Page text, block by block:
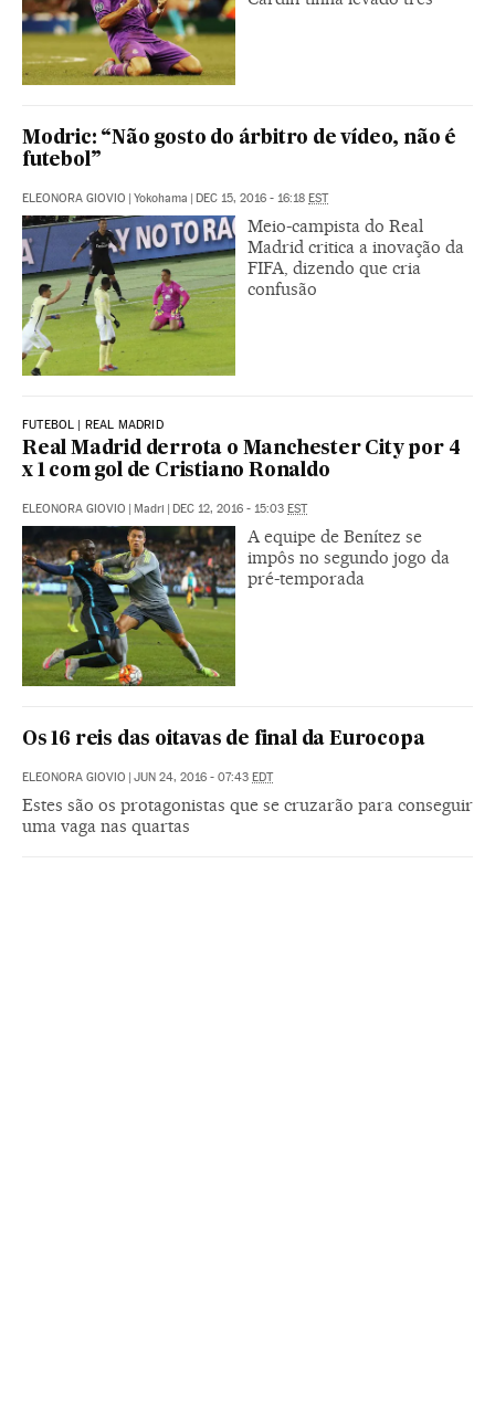
Modric: “Não gosto do árbitro de vídeo, não é
futebol”
ELEONORA GIOVIO | Yokohama | DEC 15, 2016 - 16:18 EST
Meio-campista do Real
Madrid critica a inovação da
FIFA, dizendo que cria
confusão
FUTEBOL | REAL MADRID
Real Madrid derrota o Manchester City por 4
x 1 com gol de Cristiano Ronaldo
ELEONORA GIOVIO | Madri | DEC 12, 2016 - 15:03 EST
A equipe de Benítez se
impôs no segundo jogo da
pré-temporada
Os 16 reis das oitavas de final da Eurocopa
ELEONORA GIOVIO | JUN 24, 2016 - 07:43 EDT
Estes são os protagonistas que se cruzarão para conseguir
uma vaga nas quartas